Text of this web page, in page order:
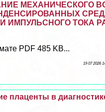
МЕХАНИЧЕСКОГО
ИМПУЛЬСНОГО ТОКА
PDF 485 KB...
19 07 2026
плаценты в